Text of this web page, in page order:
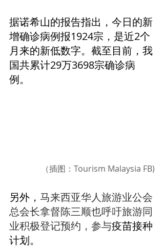
据诺希山的报告指出，今日的新
增确诊病例报1924宗，是近2个
月来的新低数字。截至目前，我
国共累计29万3698宗确诊病
例。
（插图：Tourism Malaysia FB)
另外， 马来西亚华人旅游业公会
总会长拿督陈三顺也呼吁旅游同
业积极登记预约，参与疫苗接种
计划。